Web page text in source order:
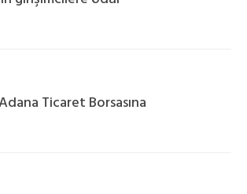
Ticaret Borsasına